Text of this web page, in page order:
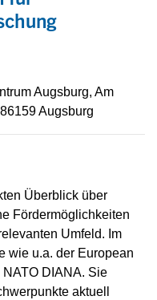
Augsburg, Am
Augsburg
Überblick über
Fördermöglichkeiten
Umfeld. Im
wie u.a. der European
DIANA. Sie
aktuell